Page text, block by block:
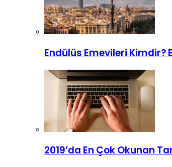
Endülüs Emevileri Kimdir?
2019’da En Çok Okunan